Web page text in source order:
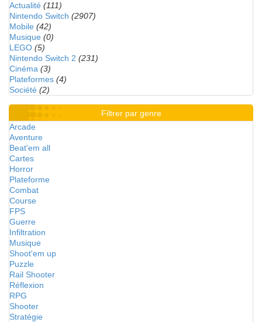
Actualité (111)
Nintendo Switch (2907)
Mobile (42)
Musique (0)
LEGO (5)
Nintendo Switch 2 (231)
Cinéma (3)
Plateformes (4)
Société (2)
Filtrer par genre
Arcade
Aventure
Beat'em all
Cartes
Horror
Plateforme
Combat
Course
FPS
Guerre
Infiltration
Musique
Shoot'em up
Puzzle
Rail Shooter
Réflexion
RPG
Shooter
Stratégie